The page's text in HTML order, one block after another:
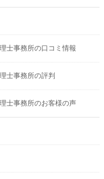
士事務所の口コミ情報
士事務所の評判
士事務所のお客様の声